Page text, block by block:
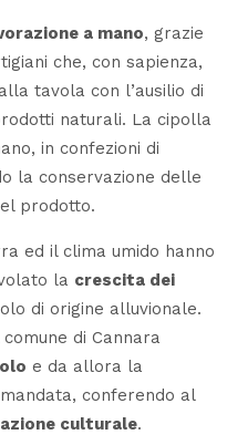
a mano, grazie
che, con sapienza,
tavola con l’ausilio di
naturali. La cipolla
in confezioni di
la conservazione delle
prodotto.
ed il clima umido hanno
la crescita dei
di origine alluvionale.
di Cannara
e da allora la
conferendo al
culturale.